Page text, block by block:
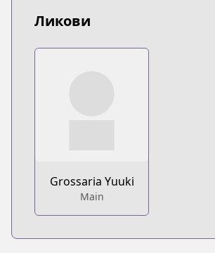
Ликови
Grossaria Yuuki
Main